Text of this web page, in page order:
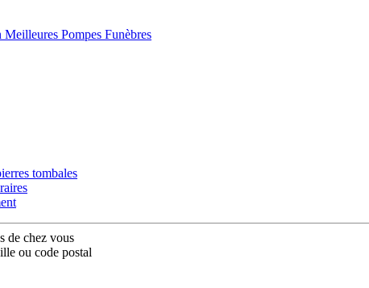
Pompes Funèbres
tombales
de chez vous
ou code postal